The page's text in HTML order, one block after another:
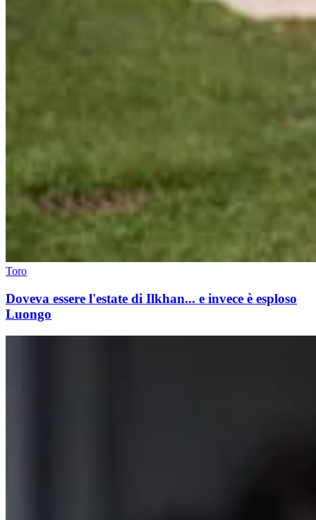
Toro
Doveva essere l'estate di Ilkhan... e invece è esploso
Luongo